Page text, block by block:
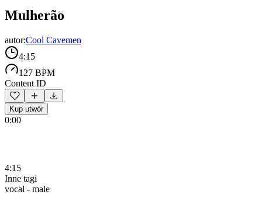
Mulherão
autor:Cool Cavemen
4:15
127 BPM
Content ID
Kup utwór
0:00
4:15
Inne tagi
vocal - male